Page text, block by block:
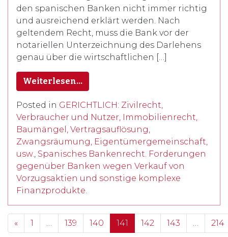
den spanischen Banken nicht immer richtig
und ausreichend erklärt werden. Nach
geltendem Recht, muss die Bank vor der
notariellen Unterzeichnung des Darlehens
genau über die wirtschaftlichen […]
Weiterlesen…
Posted in GERICHTLICH: Zivilrecht,
Verbraucher und Nutzer, Immobilienrecht,
Baumängel, Vertragsauflösung,
Zwangsräumung, Eigentümergemeinschaft,
usw., Spanisches Bankenrecht. Forderungen
gegenüber Banken wegen Verkauf von
Vorzugsaktien und sonstige komplexe
Finanzprodukte.
Posts navigation
« 1 … 139 140 141 142 143 … 214